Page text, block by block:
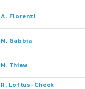
A. Florenzi
M. Gabbia
M. Thiaw
R. Loftus-Cheek